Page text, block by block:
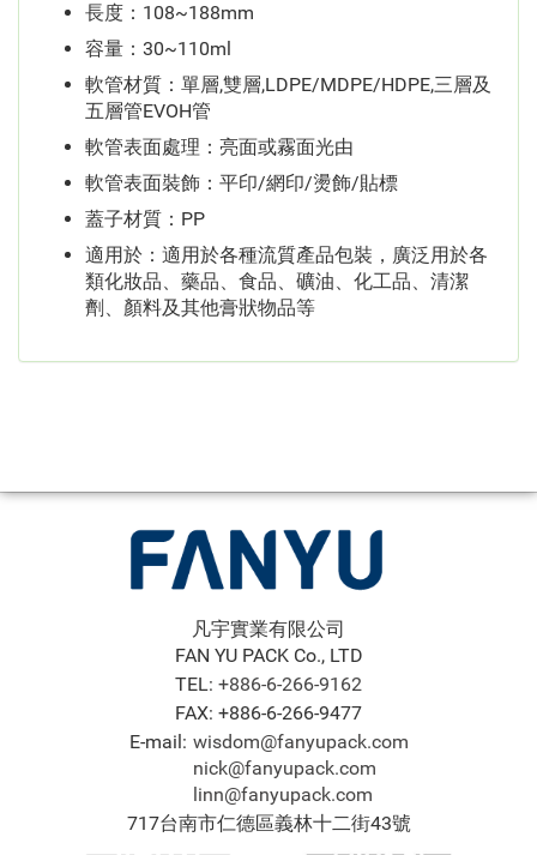
長度：108~188mm
容量：30~110ml
軟管材質：單層,雙層,LDPE/MDPE/HDPE,三層及
五層管EVOH管
軟管表面處理：亮面或霧面光由
軟管表面裝飾：平印/網印/燙飾/貼標
蓋子材質：PP
適用於：適用於各種流質產品包裝，廣泛用於各
類化妝品、藥品、食品、礦油、化工品、清潔
劑、顏料及其他膏狀物品等
凡宇實業有限公司
FAN YU PACK Co., LTD
TEL: +886-6-266-9162
FAX: +886-6-266-9477
E-mail: wisdom@fanyupack.com
nick@fanyupack.com
linn@fanyupack.com
717台南市仁德區義林十二街43號